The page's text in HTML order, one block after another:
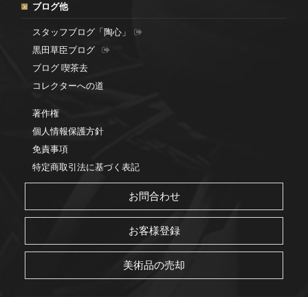
ブログ他
スタッフブログ「陶心」
黒田草臣ブログ
ブログ 喫茶去
コレクターへの道
著作権
個人情報保護方針
免責事項
特定商取引法に基づく表記
お問合わせ
お客様登録
美術品の売却